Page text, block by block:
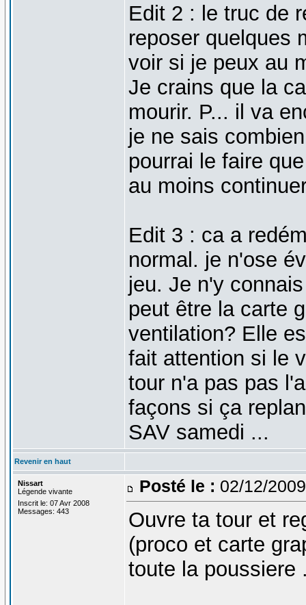
Edit 2 : le truc de
reposer quelques
voir si je peux au
Je crains que la
mourir. P... il va
je ne sais
pourrai le faire
au moins
Edit 3 : ca a
normal. je n'ose
jeu. Je n'y
peut être la carte
ventilation? Elle
fait attention si le
tour n'a pas pas
façons si ça
SAV samedi ...
Revenir en haut
Nissart
Légende vivante
Inscrit le: 07 Avr 2008
Messages: 443
Posté le : 02/12/
Ouvre ta tour et
(proco et carte
toute la poussiere